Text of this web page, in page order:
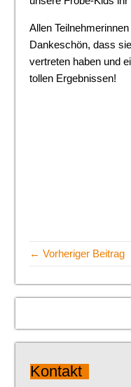
Allen
Dankeschön, dass
vertreten haben und
tollen Ergebnissen!
← Vorheriger Beitrag
Kontakt